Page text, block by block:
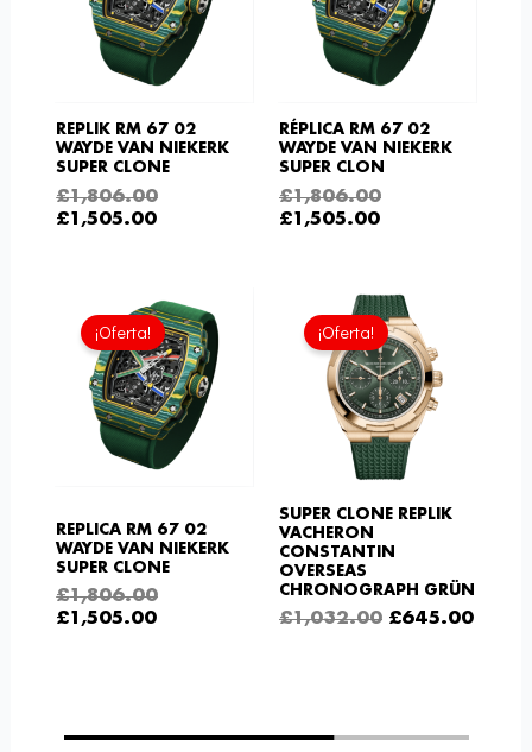
REPLIK RM 67 02
WAYDE VAN NIEKERK
SUPER CLONE
£1,806.00
£1,505.00
RÉPLICA RM 67 02
WAYDE VAN NIEKERK
SUPER CLON
£1,806.00
£1,505.00
¡Oferta!
REPLICA RM 67 02
WAYDE VAN NIEKERK
SUPER CLONE
£1,806.00
El
precio
original
era:
£1,806.00.
£1,505.00
El
precio
actual
es:
£1,505.00.
¡Oferta!
SUPER CLONE REPLIK
VACHERON
CONSTANTIN
OVERSEAS
CHRONOGRAPH GRÜN
£1,032.00
El
precio
original
era:
£1,032.00.
£645.00